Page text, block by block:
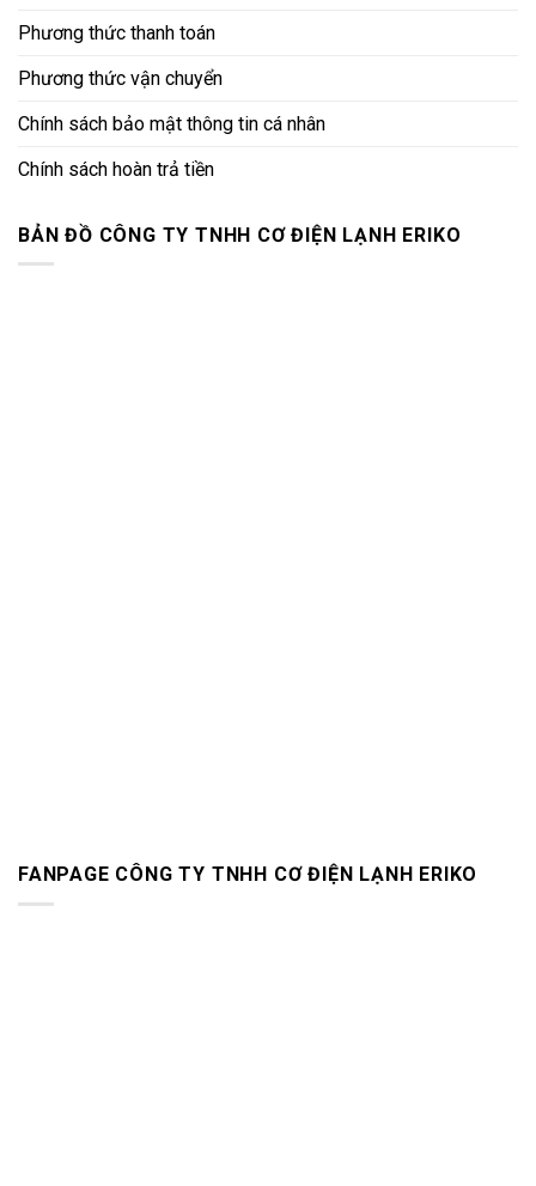
Phương thức thanh toán
Phương thức vận chuyển
Chính sách bảo mật thông tin cá nhân
Chính sách hoàn trả tiền
BẢN ĐỒ CÔNG TY TNHH CƠ ĐIỆN LẠNH ERIKO
FANPAGE CÔNG TY TNHH CƠ ĐIỆN LẠNH ERIKO